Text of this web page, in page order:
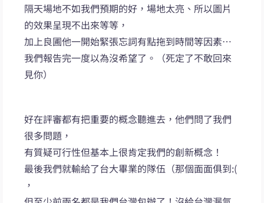
隔天場地不如我們預期的好，場地太亮、所以圖片
的效果呈現不出來等等，
加上良圃他一開始緊張忘詞有點拖到時間等因素…
我們報告完一度以為沒希望了。（死定了不敢回來
見你）
好在評審都有把重要的概念聽進去，他們問了我們
很多問題，
有質疑可行性但基本上很肯定我們的創新概念！
最後我們就輸給了台大畢業的隊伍（那個面面俱到:(
，